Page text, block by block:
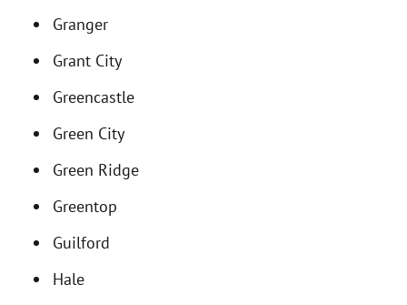
Granger
Grant City
Greencastle
Green City
Green Ridge
Greentop
Guilford
Hale